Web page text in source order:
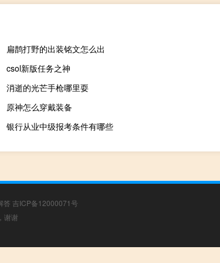
扁鹊打野的出装铭文怎么出
csol新版任务之神
消逝的光芒手枪哪里耍
原神怎么穿戴装备
银行从业中级报考条件有哪些
答 吉ICP备12000071号
谢谢